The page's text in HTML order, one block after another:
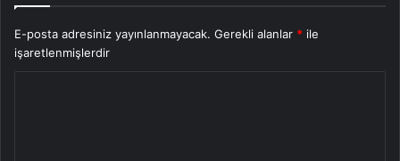
E-posta adresiniz yayınlanmayacak. Gerekli alanlar * ile
işaretlenmişlerdir